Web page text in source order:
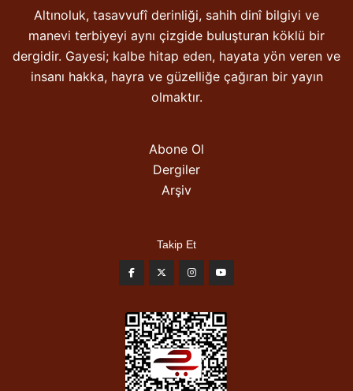
Altınoluk, tasavvufî derinliği, sahih dinî bilgiyi ve
manevi terbiyeyi aynı çizgide buluşturan köklü bir
dergidir. Gayesi; kalbe hitap eden, hayata yön veren ve
insanı hakka, hayra ve güzelliğe çağıran bir yayın
olmaktır.
Abone Ol
Dergiler
Arşiv
Takip Et